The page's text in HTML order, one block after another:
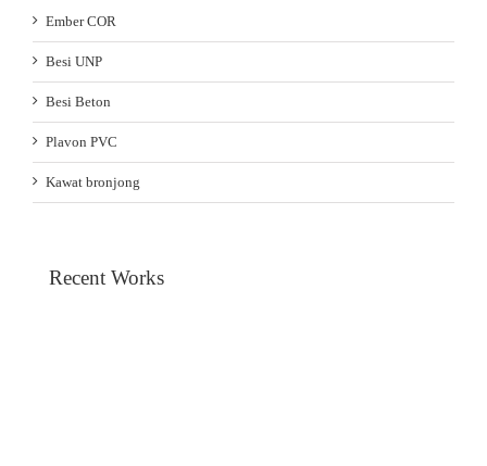
Ember COR
Besi UNP
Besi Beton
Plavon PVC
Kawat bronjong
Recent Works